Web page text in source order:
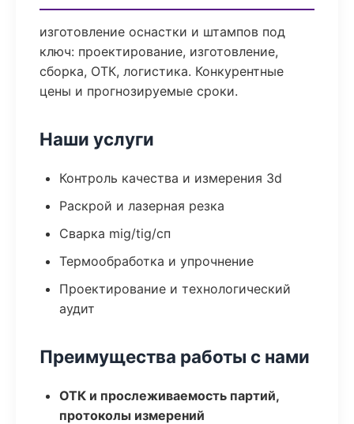
изготовление оснастки и штампов под
ключ: проектирование, изготовление,
сборка, ОТК, логистика. Конкурентные
цены и прогнозируемые сроки.
Наши услуги
Контроль качества и измерения 3d
Раскрой и лазерная резка
Сварка mig/tig/сп
Термообработка и упрочнение
Проектирование и технологический
аудит
Преимущества работы с нами
ОТК и прослеживаемость партий,
протоколы измерений